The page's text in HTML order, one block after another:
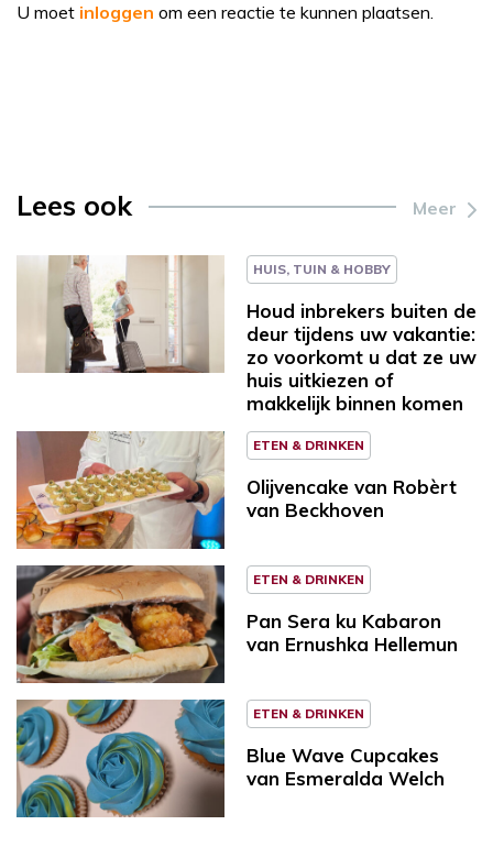
U moet inloggen om een reactie te kunnen plaatsen.
Lees ook Meer
HUIS, TUIN & HOBBY
Houd inbrekers buiten de
deur tijdens uw vakantie:
zo voorkomt u dat ze uw
huis uitkiezen of
makkelijk binnen komen
ETEN & DRINKEN
Olijvencake van Robèrt
van Beckhoven
ETEN & DRINKEN
Pan Sera ku Kabaron
van Ernushka Hellemun
ETEN & DRINKEN
Blue Wave Cupcakes
van Esmeralda Welch